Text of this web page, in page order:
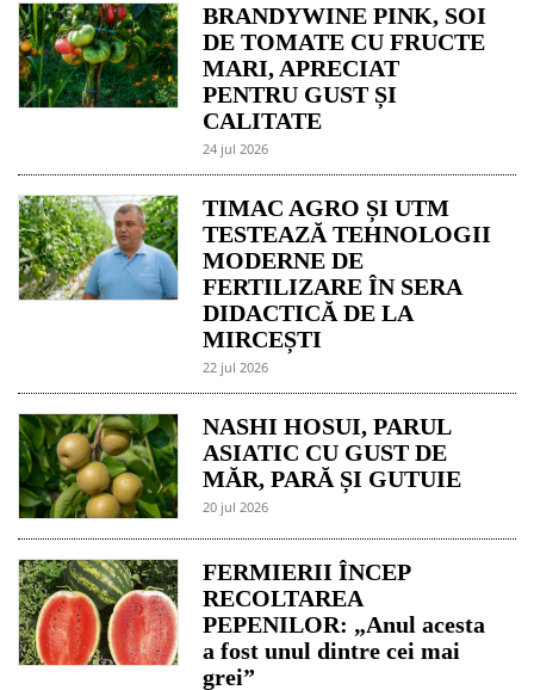
BRANDYWINE PINK, SOI
DE TOMATE CU FRUCTE
MARI, APRECIAT
PENTRU GUST ȘI
CALITATE
24 jul 2026
TIMAC AGRO ȘI UTM
TESTEAZĂ TEHNOLOGII
MODERNE DE
FERTILIZARE ÎN SERA
DIDACTICĂ DE LA
MIRCEȘTI
22 jul 2026
NASHI HOSUI, PARUL
ASIATIC CU GUST DE
MĂR, PARĂ ȘI GUTUIE
20 jul 2026
FERMIERII ÎNCEP
RECOLTAREA
PEPENILOR: „Anul acesta
a fost unul dintre cei mai
grei”